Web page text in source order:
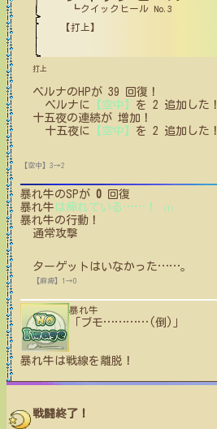
┗クイックヒール No.3
【打上】
打上
ベルナの HPが 39 回復！
ベルナ に 【空中】 を 2 追加した！
十五夜の連続が 増加！
十五夜に 【空中】 を 2 追加した！
【空中】3→2
暴れ牛のSPが 0 回復
暴れ牛 は痺れている …… ！ (1)
暴れ牛の行動！
通常攻撃
ターゲットはいなかった……。
【麻痺】1→0
暴れ牛
「ブモ………… (倒)」
暴れ牛は戦線を離脱！
戦闘終了！